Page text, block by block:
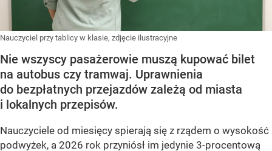
Nauczyciel przy tablicy w klasie, zdjęcie ilustracyjne
Nie wszyscy pasażerowie muszą kupować bilet
na autobus czy tramwaj. Uprawnienia
do bezpłatnych przejazdów zależą od miasta
i lokalnych przepisów.
Nauczyciele od miesięcy spierają się z rządem o wysokość
podwyżek, a 2026 rok przyniósł im jedynie 3-procentową